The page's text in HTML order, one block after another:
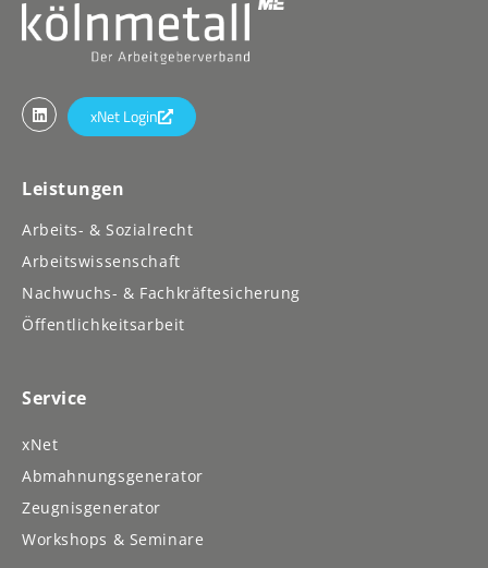
xNet Login
Leistungen
Arbeits- & Sozialrecht
Arbeitswissenschaft
Nachwuchs- & Fachkräftesicherung
Öffentlichkeitsarbeit
Service
xNet
Abmahnungsgenerator
Zeugnisgenerator
Workshops & Seminare